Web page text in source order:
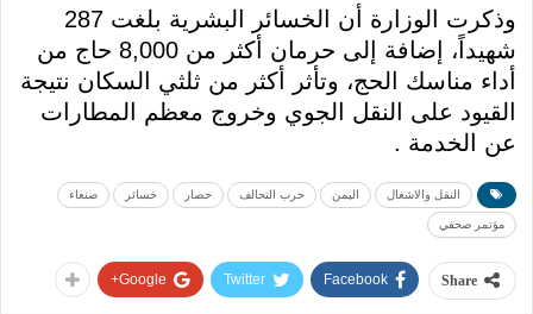
وذكرت الوزارة أن الخسائر البشرية بلغت 287
شهيداً، إضافة إلى حرمان أكثر من 8,000 حاج من
أداء مناسك الحج، وتأثر أكثر من ثلثي السكان نتيجة
القيود على النقل الجوي وخروج معظم المطارات
عن الخدمة .
النقل والاشغال اليمن حرب التحالف حصار خسائر صنعاء
مؤتمر صحفي
Share
Facebook
Twitter
Google+